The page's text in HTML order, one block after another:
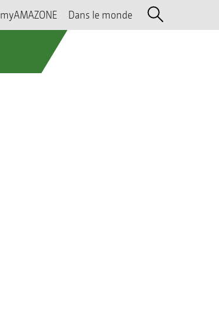
myAMAZONE Dans le monde